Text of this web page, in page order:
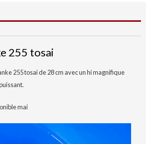
255 tosai
255 tosai de 28 cm avec un hi magnifique
mai